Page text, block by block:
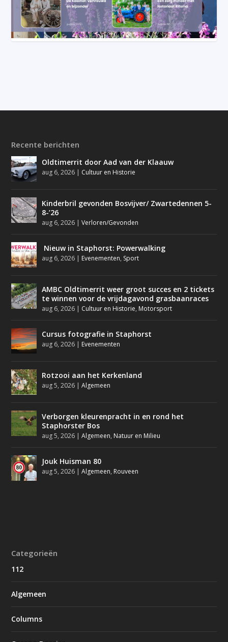
Recente berichten
Oldtimerrit door Aad van der Klaauw
aug 6, 2026 | Cultuur en Historie
Kinderbril gevonden Bosvijver/ Zwartedennen 5-
8-’26
aug 6, 2026 |Verloren/Gevonden
Nieuw in Staphorst: Powerwalking
aug 6, 2026 | Evenementen, Sport
AMBC Oldtimerrit weer groot succes en 2 tickets
te winnen voor de vrijdagavond grasbaanraces
aug 6, 2026 | Cultuur en Historie, Motorsport
Cursus fotografie in Staphorst
aug 6, 2026 | Evenementen
Rotzooi aan het Kerkenland
aug 5, 2026 |Algemeen
Verborgen kleurenpracht in en rond het
Staphorster Bos
aug 5, 2026 |Algemeen, Natuur en Milieu
Jouk Huisman 80
aug 5, 2026 |Algemeen, Rouveen
Categorieën
112
Algemeen
Columns